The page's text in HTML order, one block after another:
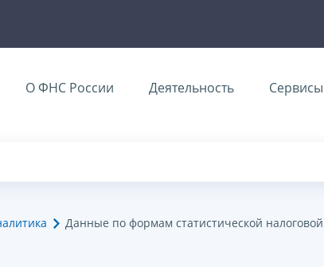
О ФНС России Деятельность Сервисы
Данные по формам статистической